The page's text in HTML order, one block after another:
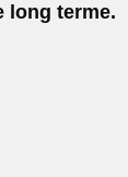
long terme.